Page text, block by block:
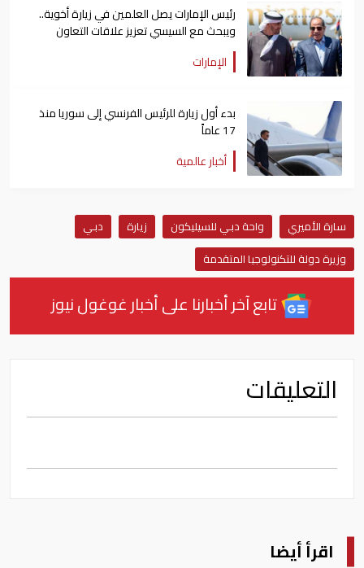
رئيس الإمارات يصل العلمين في زيارة أخوية..
ويبحث مع السيسي تعزيز علاقات التعاون
الإمارات
بدء أول زيارة للرئيس الفرنسي إلى سوريا منذ
17 عاماً
أخبار عالمية
سارة الأميري واحة دبـي للسيليكون زيارة
دبـي
وزيرة دولة للتكنولوجيا المتقدمة
تابع آخر أخبارنا على أخبار غوغول نيوز
التعليقات
اقرأ أيضا